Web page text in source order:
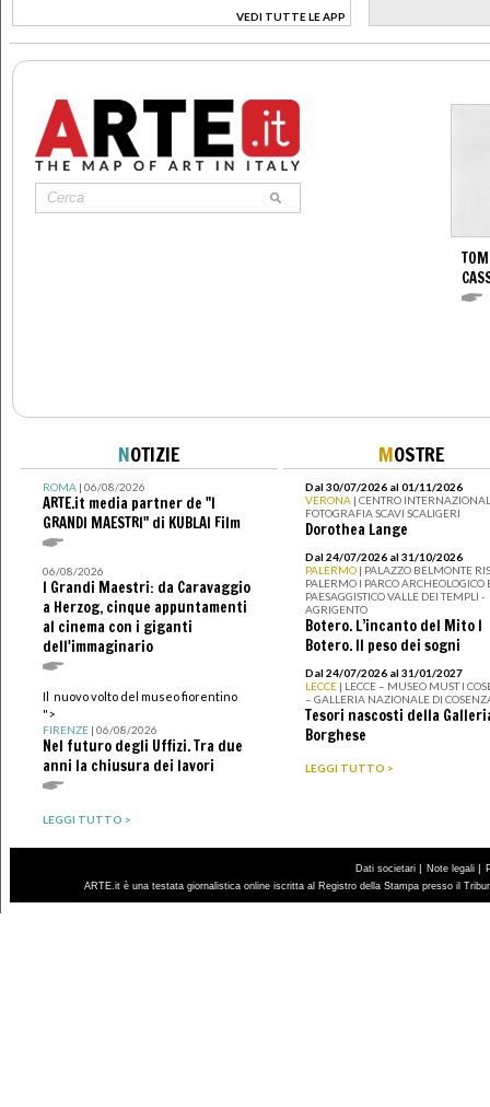
VEDI TUTTE LE APP
>
NOTIZIE
ROMA| 06/08/2026
ARTE.it media partner de "I
GRANDI MAESTRI" di KUBLAI Film
06/08/2026
I Grandi Maestri: da Caravaggio
a Herzog, cinque appuntamenti
al cinema con i giganti
dell'immaginario
Il nuovo volto del museo fiorentino
">
FIRENZE| 06/08/2026
Nel futuro degli Uffizi. Tra due
anni la chiusura dei lavori
LEGGI TUTTO >
MOSTRE
Dal 30/07/2026 al 01/11/2026
VERONA | CENTRO
FOTOGRAFIA SCAVI SCALIGERI
Dorothea Lange
Dal 24/07/2026 al 31/10/2026
PALERMO | PALAZZO BELMONTE
PALERMO I PARCO ARCHEOLOGICO
PAESAGGISTICO VALLE DEI TEMPLI -
AGRIGENTO
Botero. L’incanto del Mito I
Botero. Il peso dei sogni
Dal 24/07/2026 al 31/01/2027
LECCE | LECCE – MUSEO MUST I
– GALLERIA NAZIONALE DI
Tesori nascosti della
Borghese
LEGGI TUTTO >
Dati societari | Note legali |
ARTE.it è una testata giornalistica online iscritta al Registro della Stampa presso il